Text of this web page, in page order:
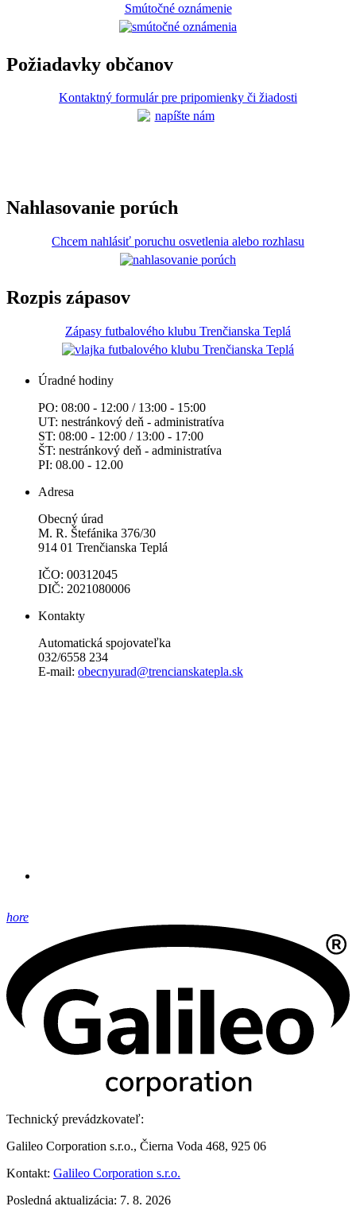
Smútočné oznámenie
Požiadavky občanov
Kontaktný formulár pre pripomienky či žiadosti
Nahlasovanie porúch
Chcem nahlásiť poruchu osvetlenia alebo rozhlasu
Rozpis zápasov
Zápasy futbalového klubu Trenčianska Teplá
Úradné hodiny
PO: 08:00 - 12:00 / 13:00 - 15:00
UT: nestránkový deň - administratíva
ST: 08:00 - 12:00 / 13:00 - 17:00
ŠT: nestránkový deň - administratíva
PI: 08.00 - 12.00
Adresa
Obecný úrad
M. R. Štefánika 376/30
914 01 Trenčianska Teplá
IČO: 00312045
DIČ: 2021080006
Kontakty
Automatická spojovateľka
032/6558 234
E-mail: obecnyurad@trencianskatepla.sk
hore
Technický prevádzkovateľ:
Galileo Corporation s.r.o., Čierna Voda 468, 925 06
Kontakt: Galileo Corporation s.r.o.
Posledná aktualizácia: 7. 8. 2026